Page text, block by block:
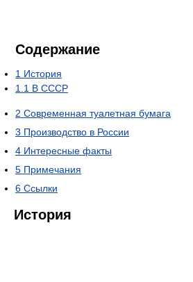
Содержание
1 История
1.1 В СССР
2 Современная туалетная бумага
3 Производство в России
4 Интересные факты
5 Примечания
6 Ссылки
История